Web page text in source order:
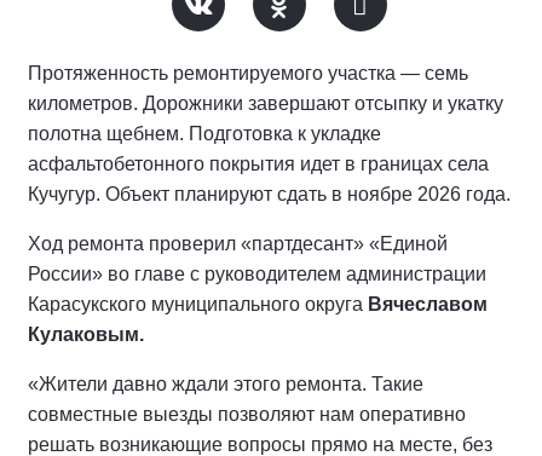
Протяженность ремонтируемого участка — семь
километров. Дорожники завершают отсыпку и укатку
полотна щебнем. Подготовка к укладке
асфальтобетонного покрытия идет в границах села
Кучугур. Объект планируют сдать в ноябре 2026 года.
Ход ремонта проверил «партдесант» «Единой
России» во главе с руководителем администрации
Карасукского муниципального округа Вячеславом
Кулаковым.
«Жители давно ждали этого ремонта. Такие
совместные выезды позволяют нам оперативно
решать возникающие вопросы прямо на месте, без